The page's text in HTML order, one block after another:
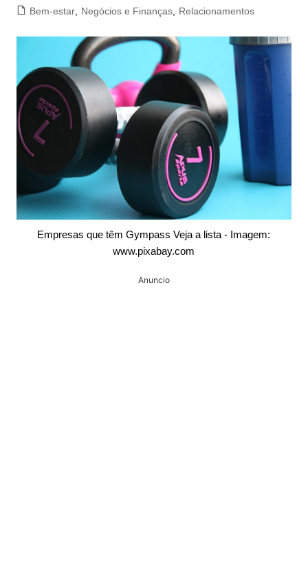
Bem-estar, Negócios e Finanças, Relacionamentos
Empresas que têm Gympass Veja a lista - Imagem:
www.pixabay.com
Anuncio